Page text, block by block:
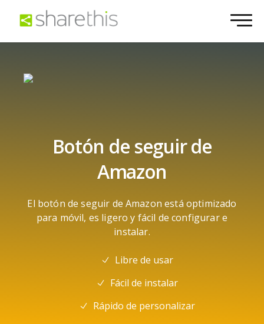
Botón de seguir de
Amazon
El botón de seguir de Amazon está optimizado
para móvil, es ligero y fácil de configurar e
instalar.
Libre de usar
Fácil de instalar
Rápido de personalizar